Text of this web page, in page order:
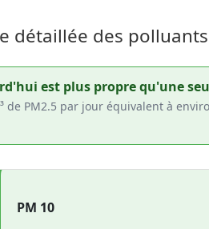
détaillée des polluants
est plus propre qu'une
de PM2.5 par jour équivalent à
PM 10